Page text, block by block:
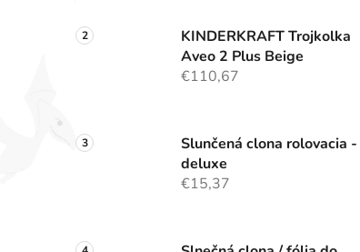
KINDERKRAFT Trojkolka
Aveo 2 Plus Beige
€110,67
Slunčená clona rolovacia -
deluxe
€15,37